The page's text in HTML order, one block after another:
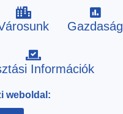
Gazdaság
Információk
weboldal: